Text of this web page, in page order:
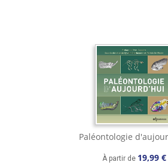
Paléontologie
À partir de 19,99 €